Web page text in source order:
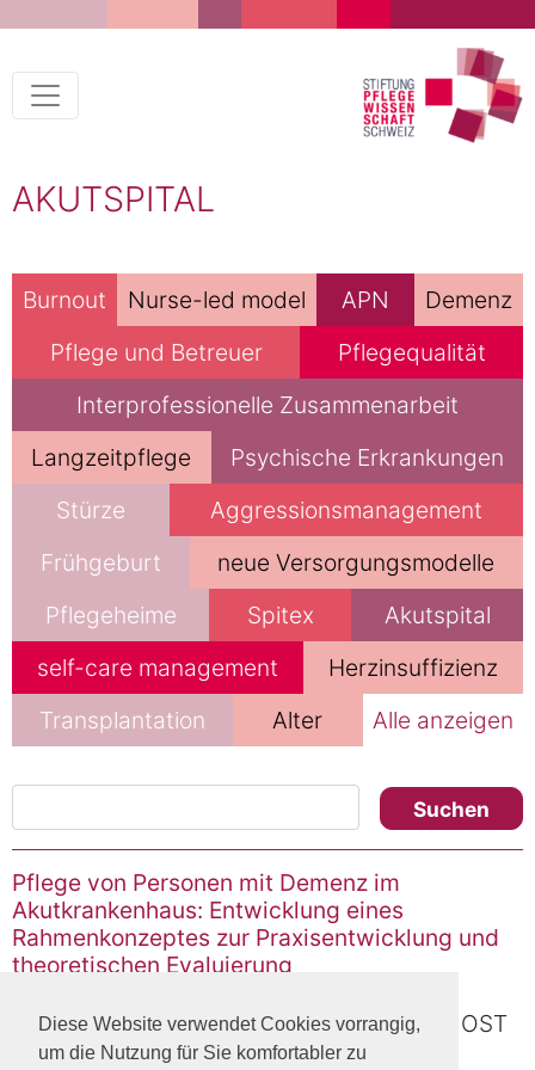
Diese Website verwendet Cookies vorrangig,
um die Nutzung für Sie komfortabler zu
AKUTSPITAL
Burnout Nurse-led model APN
Demenz
Pflege und Betreuer
Pflegequalität
Interprofessionelle Zusammenarbeit
Langzeitpflege
Psychische Erkrankungen
Stürze
Aggressionsmanagement
Frühgeburt
neue Versorgungsmodelle
Pflegeheime
Spitex
Akutspital
self-care management
Herzinsuffizienz
Transplantation
Alter Alle anzeigen
Suchen
Pflege von Personen mit Demenz im
Akutkrankenhaus: Entwicklung eines
Rahmenkonzeptes zur Praxisentwicklung und
theoretischen Evaluierung
Forschungsprojekt von Dr. Melanie Karrer, OST
Ostschweizer Fachhochschule